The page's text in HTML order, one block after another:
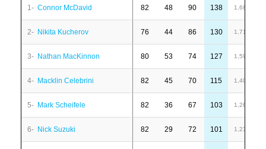
1- Connor McDavid 82 48 90 138 1,68
2- Nikita Kucherov 76 44 86 130 1,71
3- Nathan MacKinnon 80 53 74 127 1,59
4- Macklin Celebrini 82 45 70 115 1,40
5- Mark Scheifele 82 36 67 103 1,26
6- Nick Suzuki 82 29 72 101 1,23